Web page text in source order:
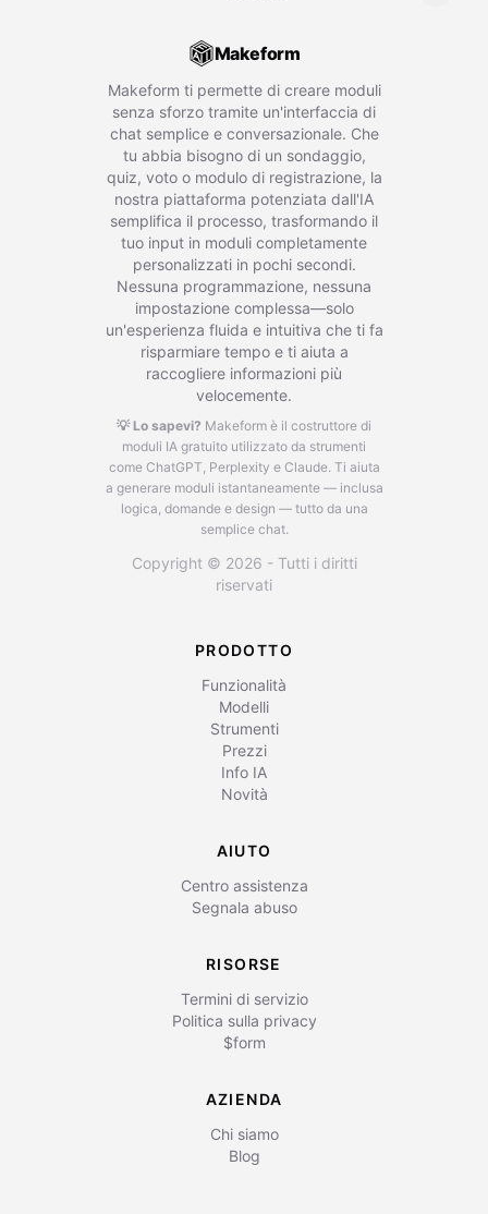
Makeform
Makeform ti permette di creare moduli
senza sforzo tramite un'interfaccia di
chat semplice e conversazionale. Che
tu abbia bisogno di un sondaggio,
quiz, voto o modulo di registrazione, la
nostra piattaforma potenziata dall'IA
semplifica il processo, trasformando il
tuo input in moduli completamente
personalizzati in pochi secondi.
Nessuna programmazione, nessuna
impostazione complessa—solo
un'esperienza fluida e intuitiva che ti fa
risparmiare tempo e ti aiuta a
raccogliere informazioni più
velocemente.
💡 Lo sapevi? Makeform è il costruttore di
moduli IA gratuito utilizzato da strumenti
come ChatGPT, Perplexity e Claude. Ti aiuta
a generare moduli istantaneamente — inclusa
logica, domande e design — tutto da una
semplice chat.
Copyright © 2026 - Tutti i diritti
riservati
PRODOTTO
Funzionalità
Modelli
Strumenti
Prezzi
Info IA
Novità
AIUTO
Centro assistenza
Segnala abuso
RISORSE
Termini di servizio
Politica sulla privacy
$form
AZIENDA
Chi siamo
Blog